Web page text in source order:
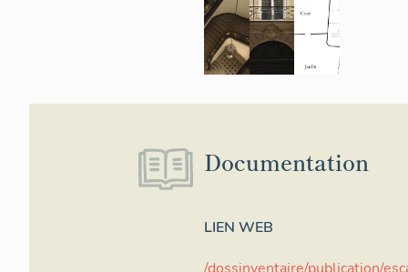
Documentation
LIEN WEB